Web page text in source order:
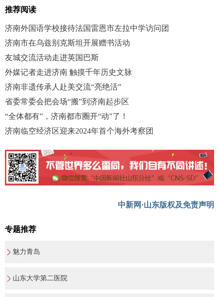
推荐阅读
济南外国语学校接待法国雷恩市左拉中学访问团
济南市在乌兹别克斯坦开展赠书活动
友城交流活动走进英国巴斯
外媒记者走进济南 触摸千年历史文脉
济南非遗传承人赴美交流“亮绝活”
省委常委会把会场“搬”到济南起步区
“全体都有”，济南都市圈开“动”了！
济南临空经济区迎来2024年首个海外考察团
中新网·山东版权及免责声明
专题推荐
魅力青岛
山东大学第二医院